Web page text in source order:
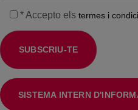
* Accepto els termes i
SISTEMA INTERN